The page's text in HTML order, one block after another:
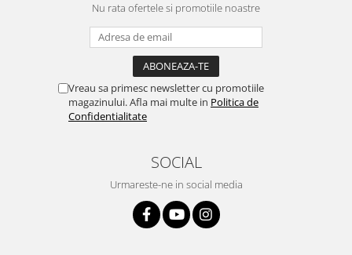
Nu rata ofertele si promotiile noastre
Vreau sa primesc newsletter cu promotiile
magazinului. Afla mai multe in Politica de
Confidentialitate
SOCIAL
Urmareste-ne in social media